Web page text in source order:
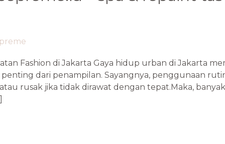
Fashion di Jakarta Gaya hidup urban di Jakarta
dari penampilan. Sayangnya, penggunaan
rusak jika tidak dirawat dengan tepat.Maka,